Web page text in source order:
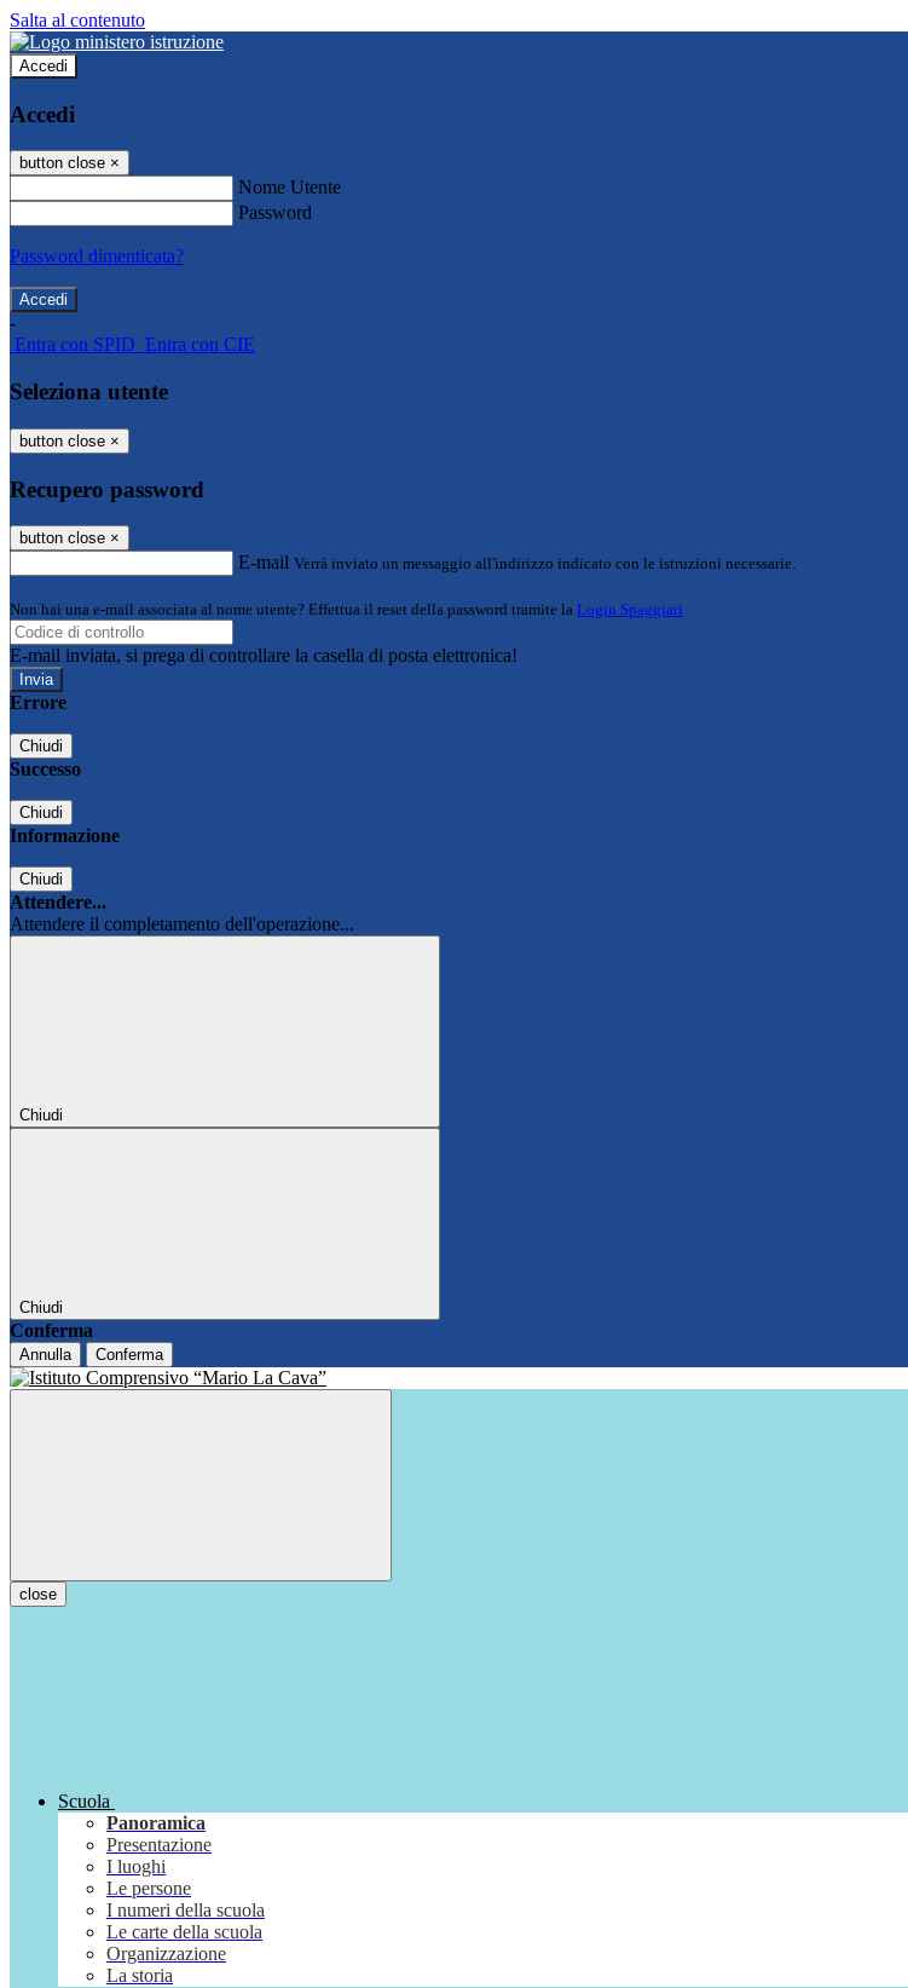
Salta al contenuto
Accedi
Accedi
button close ×
Nome Utente
Password
Password dimenticata?
-
Entra con SPID Entra con CIE
Seleziona utente
button close ×
Recupero password
button close ×
E-mail Verrà inviato un messaggio all'indirizzo indicato con le istruzioni necessarie.
Non hai una e-mail associata al nome utente? Effettua il reset della password tramite la Login Spaggiari
E-mail inviata, si prega di controllare la casella di posta elettronica!
Errore
Chiudi
Successo
Chiudi
Informazione
Chiudi
Attendere...
Attendere il completamento dell'operazione...
Chiudi
Chiudi
Conferma
Annulla Conferma
close
Scuola
Panoramica
Presentazione
I luoghi
Le persone
I numeri della scuola
Le carte della scuola
Organizzazione
La storia